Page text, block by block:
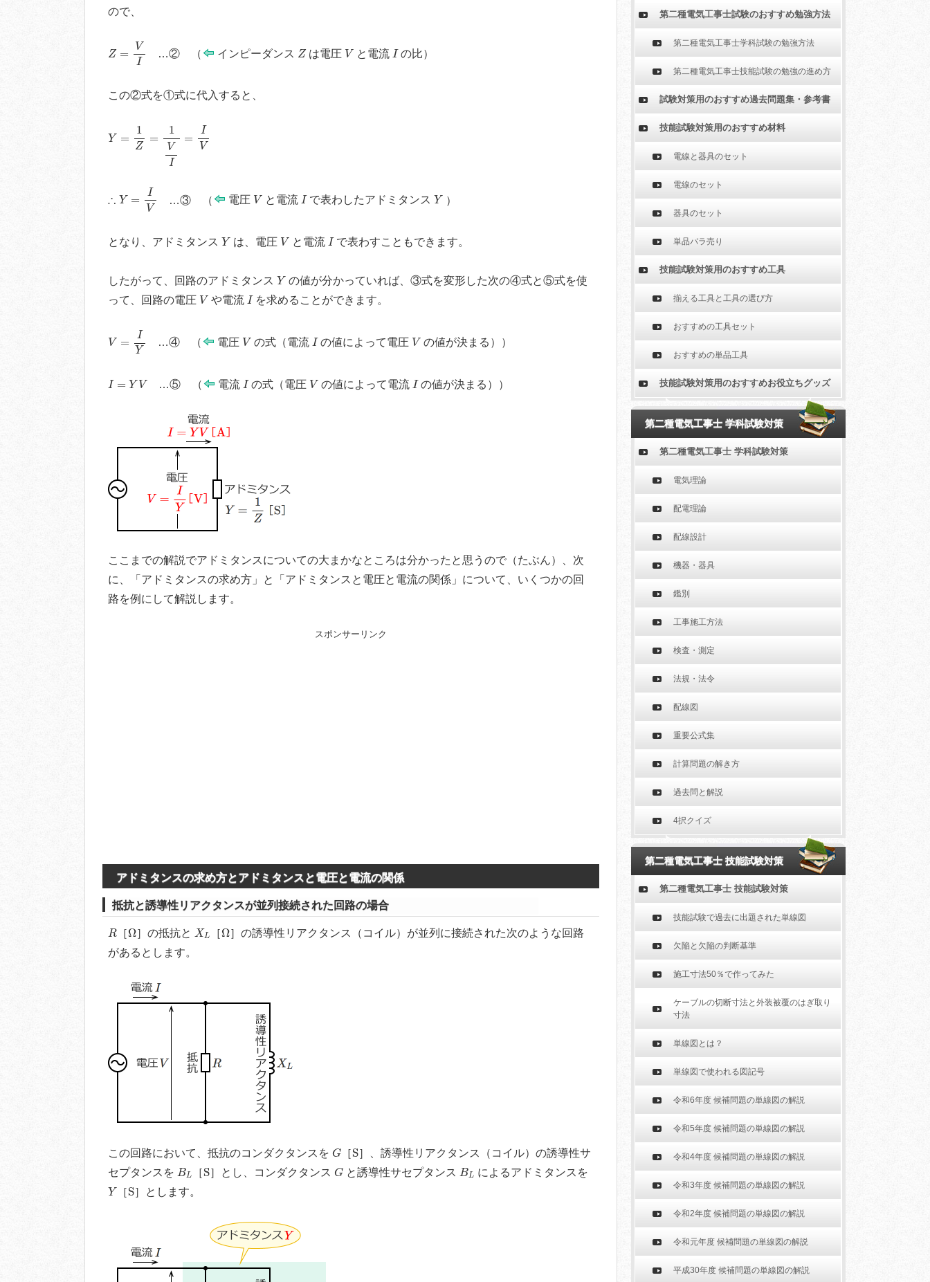
ので、
Z =
V
I
…② （ インピーダンス Z
Zは電圧 V
V と電流 I
Iの比）
この②式を①式に代入すると、
Y =
1
Z
=
1
V
I
=
I
V
= IV
∴ Y =
I
V
…③ （ 電圧 V
Vと電流 I
Iで表わしたアドミタンス Y
Y）
となり、アドミタンス Y
Y は、電圧 V
V と電流 I
Iで表わすこともできます。
したがって、回路のアドミタンス Y
Y の値が分かっていれば、③式を変形した次の④式と⑤式を使
って、回路の電圧 V
V や電流 I
Iを求めることができます。
V =
I
Y
…④ （ 電圧 V
V の式（電流 I
Iの値によって電圧 V
V の値が決まる） ）
I = Y V
I= V …⑤ （ 電流 I
Iの式（電圧 V
Vの値によって電流 I
Iの値が決まる） ）
ここまでの解説でアドミタンスについての大まかなところは分かったと思うので（たぶん）、次
に、「アドミタンスの求め方」と「アドミタンスと電圧と電流の関係」について、いくつかの回
路を例にして解説します。
スポンサーリンク
アドミタンスの求め方とアドミタンスと電圧と電流の関係
抵抗と誘導性リアクタンスが並列接続された回路の場合
R
R ［Ω
Ω］の抵抗と XL
XL ［Ω
Ω］の誘導性リアクタンス（コイル）が並列に接続された次のような回路
があるとします。
この回路において、抵抗のコンダクタンスを G
G ［S
S］、誘導性リアクタンス（コイル）の誘導性サ
セプタンスを BL
BL ［S
S］とし、コンダクタンス G
Gと誘導性サセプタンス BL
BL によるアドミタンスを
Y
Y ［S
S］とします。
第二種電気工事士試験のおすすめ勉強方法
第二種電気工事士学科試験の勉強方法
第二種電気工事士技能試験の勉強の進め方
試験対策用のおすすめ過去問題集・参考書
技能試験対策用のおすすめ材料
電線と器具のセット
電線のセット
器具のセット
単品バラ売り
技能試験対策用のおすすめ工具
揃える工具と工具の選び方
おすすめの工具セット
おすすめの単品工具
技能試験対策用のおすすめお役立ちグッズ
第二種電気工事士 学科試験対策
第二種電気工事士 学科試験対策
電気理論
配電理論
配線設計
機器・器具
鑑別
工事施工方法
検査・測定
法規・法令
配線図
重要公式集
計算問題の解き方
過去問と解説
4択クイズ
第二種電気工事士 技能試験対策
第二種電気工事士 技能試験対策
技能試験で過去に出題された単線図
欠陥と欠陥の判断基準
施工寸法50％で作ってみた
ケーブルの切断寸法と外装被覆のはぎ取り
寸法
単線図とは？
単線図で使われる図記号
令和6年度 候補問題の単線図の解説
令和5年度 候補問題の単線図の解説
令和4年度 候補問題の単線図の解説
令和3年度 候補問題の単線図の解説
令和2年度 候補問題の単線図の解説
令和元年度 候補問題の単線図の解説
平成30年度 候補問題の単線図の解説